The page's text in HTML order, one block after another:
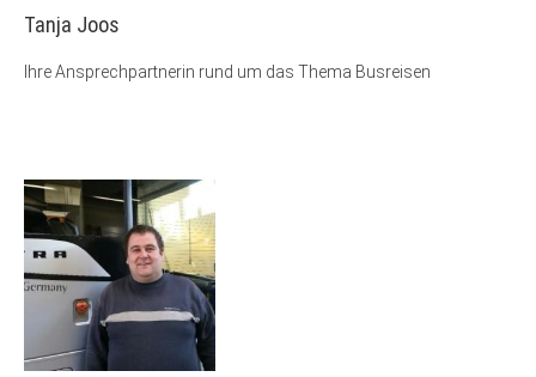
Tanja Joos
Ihre Ansprechpartnerin rund um das Thema Busreisen